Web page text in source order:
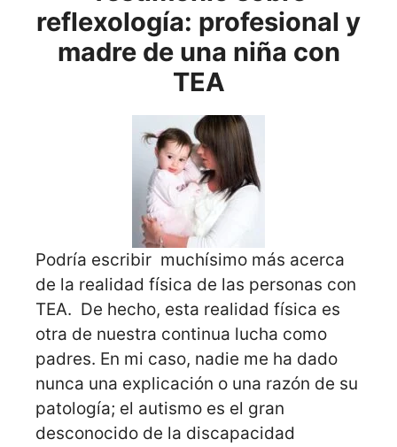
reflexología: profesional y
madre de una niña con
TEA
Podría escribir muchísimo más acerca
de la realidad física de las personas con
TEA. De hecho, esta realidad física es
otra de nuestra continua lucha como
padres. En mi caso, nadie me ha dado
nunca una explicación o una razón de su
patología; el autismo es el gran
desconocido de la discapacidad